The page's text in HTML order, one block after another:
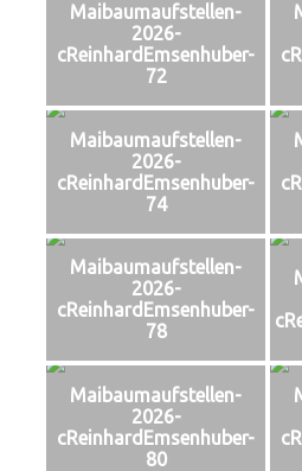
Maibaumaufstellen-
2026-
cReinhardEmsenhuber-
72
Maibaumaufstellen-
2026-
cReinhardEmsenhuber-
74
Maibaumaufstellen-
2026-
cReinhardEmsenhuber-
78
Maibaumaufstellen-
2026-
cReinhardEmsenhuber-
80